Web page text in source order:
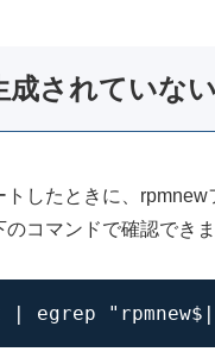
成されていな
したときに、
コマンドで確認できま